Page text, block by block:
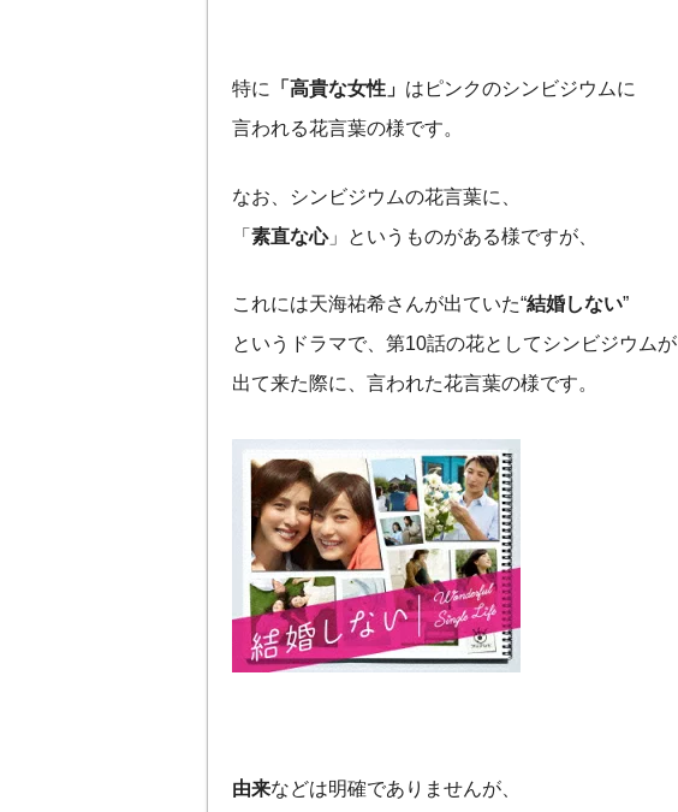
特に 「高貴な女性」 はピンクのシンビジウムに
言われる花言葉の様です。
なお、シンビジウムの花言葉に、
「 素直な心」というものがある様ですが、
これには天海祐希さんが出ていた“結婚しない”
というドラマで、第10話の花としてシンビジウムが
出て来た際に、言われた花言葉の様です。
由来などは明確でありませんが、